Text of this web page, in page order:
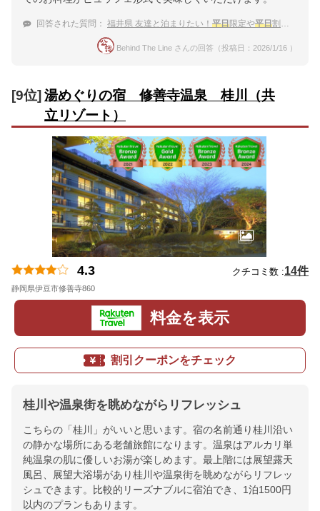
回答された質問： 福井県 友達と泊まりたい！ 平日限定や平日割のあるおすすめ温泉宿
Behind The Line さんの回答（投稿日：2026/1/16 ）
[9位] 湯めぐりの宿 修善寺温泉 桂川（共
立リゾート）
4.3 クチコミ数 :14件
静岡県伊豆市修善寺860
料金を表示
割引クーポンをチェック
桂川や温泉街を眺めながらリフレッシュ
こちらの「桂川」がいいと思います。宿の名前通り桂川沿い
の静かな場所にある老舗旅館になります。温泉はアルカリ単
純温泉の肌に優しいお湯が楽しめます。最上階には展望露天
風呂、展望大浴場があり桂川や温泉街を眺めながらリフレッ
シュできます。比較的リーズナブルに宿泊でき、1泊1500円
以内のプランもあります。